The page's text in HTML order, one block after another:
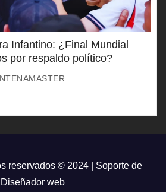
Infantino: ¿Final Mundial
por respaldo político?
reservados © 2024 | Soporte de
Diseñador web